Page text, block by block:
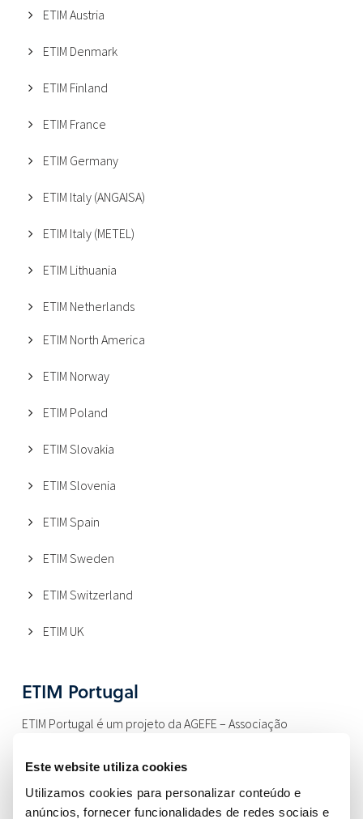
Este website utiliza cookies
Utilizamos cookies para personalizar conteúdo e
anúncios, fornecer funcionalidades de redes sociais e
ETIM Austria
ETIM Denmark
ETIM Finland
ETIM France
ETIM Germany
ETIM Italy (ANGAISA)
ETIM Italy (METEL)
ETIM Lithuania
ETIM Netherlands
ETIM North America
ETIM Norway
ETIM Poland
ETIM Slovakia
ETIM Slovenia
ETIM Spain
ETIM Sweden
ETIM Switzerland
ETIM UK
ETIM Portugal
ETIM Portugal é um projeto da AGEFE – Associação
desenvolvimento das atividades por si representadas no
nosso país.